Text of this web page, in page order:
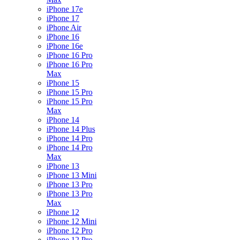
iPhone 17e
iPhone 17
iPhone Air
iPhone 16
iPhone 16e
iPhone 16 Pro
iPhone 16 Pro
Max
iPhone 15
iPhone 15 Pro
iPhone 15 Pro
Max
iPhone 14
iPhone 14 Plus
iPhone 14 Pro
iPhone 14 Pro
Max
iPhone 13
iPhone 13 Mini
iPhone 13 Pro
iPhone 13 Pro
Max
iPhone 12
iPhone 12 Mini
iPhone 12 Pro